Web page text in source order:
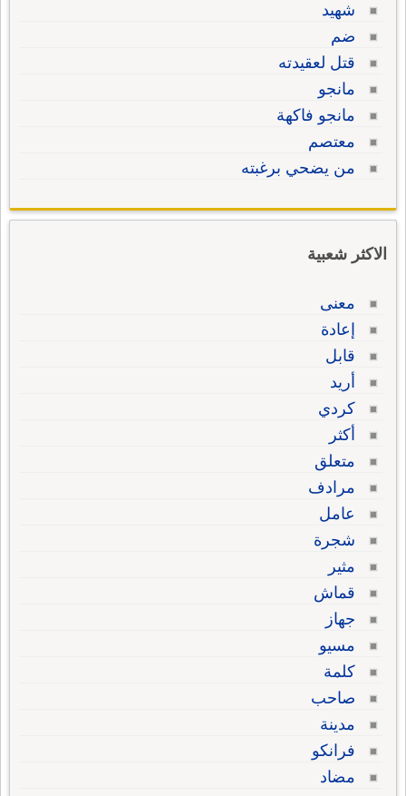
شهيد
ضم
قتل لعقيدته
مانجو
مانجو فاكهة
معتصم
من يضحي برغبته
الاكثر شعبية
معنى
إعادة
قابل
أريد
كردي
أكثر
متعلق
مرادف
عامل
شجرة
مثير
قماش
جهاز
مسيو
كلمة
صاحب
مدينة
فرانكو
مضاد